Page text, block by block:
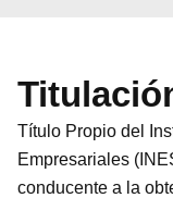
Título Propio del
Empresariales
conducente a la